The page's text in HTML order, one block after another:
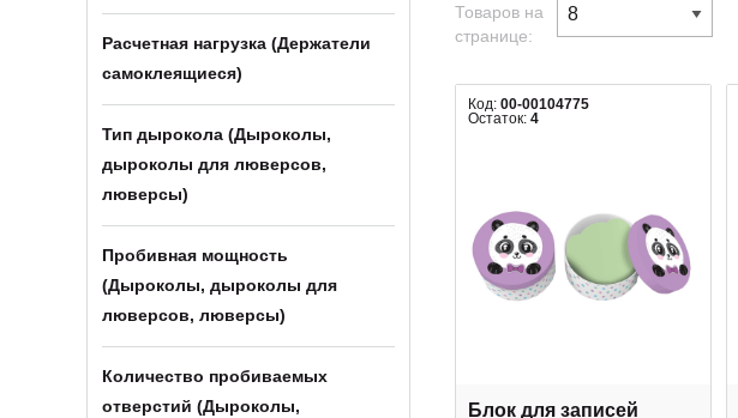
Расчетная нагрузка (Держатели
самоклеящиеся)
Тип дырокола (Дыроколы,
дыроколы для люверсов,
люверсы)
Пробивная мощность
(Дыроколы, дыроколы для
люверсов, люверсы)
Количество пробиваемых
отверстий (Дыроколы,
Товаров на
странице:
Код: 00-00104775
Остаток: 4
Блок для записей